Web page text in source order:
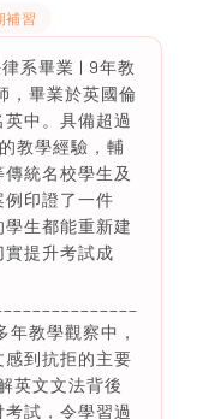
補習
系畢業 | 9年教
，畢業於英國倫
中。具備超過
教學經驗，輔
統名校學生及
印證了一件
生都能重新建
提升考試成
教學觀察中，
到抗拒的主要
英文文法背後
試，令學習過